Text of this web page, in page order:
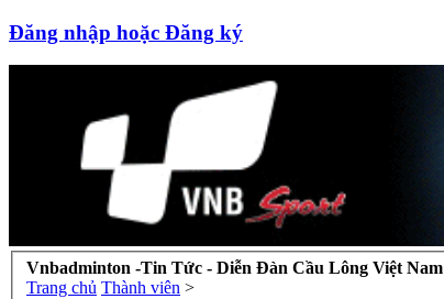
Đăng nhập hoặc Đăng ký
Vnbadminton -Tin Tức - Diễn Đàn Cầu Lông Việt Nam
Trang chủ Thành viên >